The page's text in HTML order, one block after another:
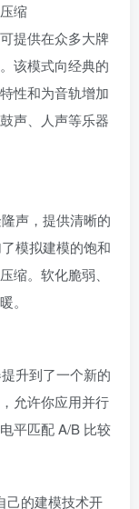
缩
提供在众多大牌
该模式向经典的
性和为音轨增加
声、人声等乐器
声，提供清晰的
模拟建模的饱和
缩。软化脆弱、
。
升到了一个新的
允许你应用并行
平匹配 A/B 比较
己的建模技术开